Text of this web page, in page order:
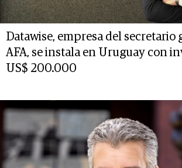
Datawise, empresa del secretario
AFA, se instala en Uruguay con
US$ 200.000